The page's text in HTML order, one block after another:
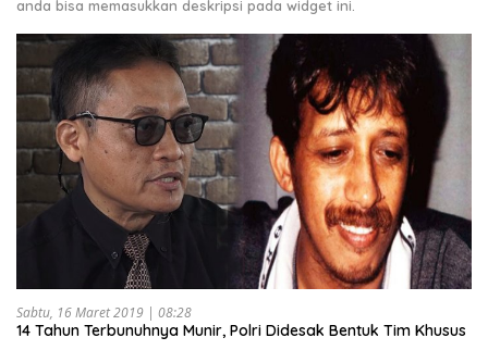
anda bisa memasukkan deskripsi pada widget ini.
Sabtu, 16 Maret 2019 | 08:28
14 Tahun Terbunuhnya Munir, Polri Didesak Bentuk Tim Khusus